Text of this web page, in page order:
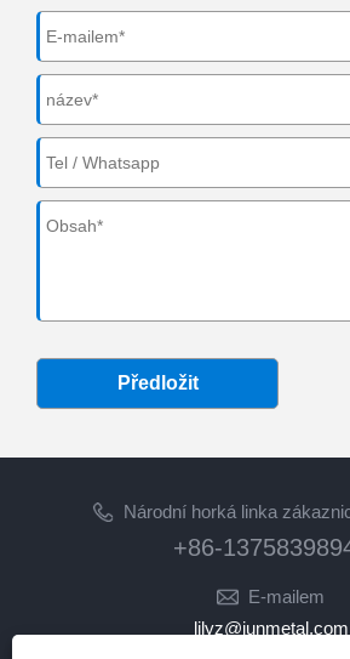
Předložit
Národní horká linka
+86-
E-mailem
lilyz@junmetal.com